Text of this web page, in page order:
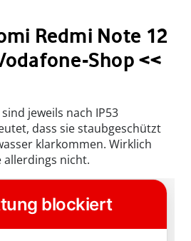
Redmi Note 12
Shop <<
jeweils nach IP53
dass sie staubgeschützt
klarkommen. Wirklich
allerdings nicht.